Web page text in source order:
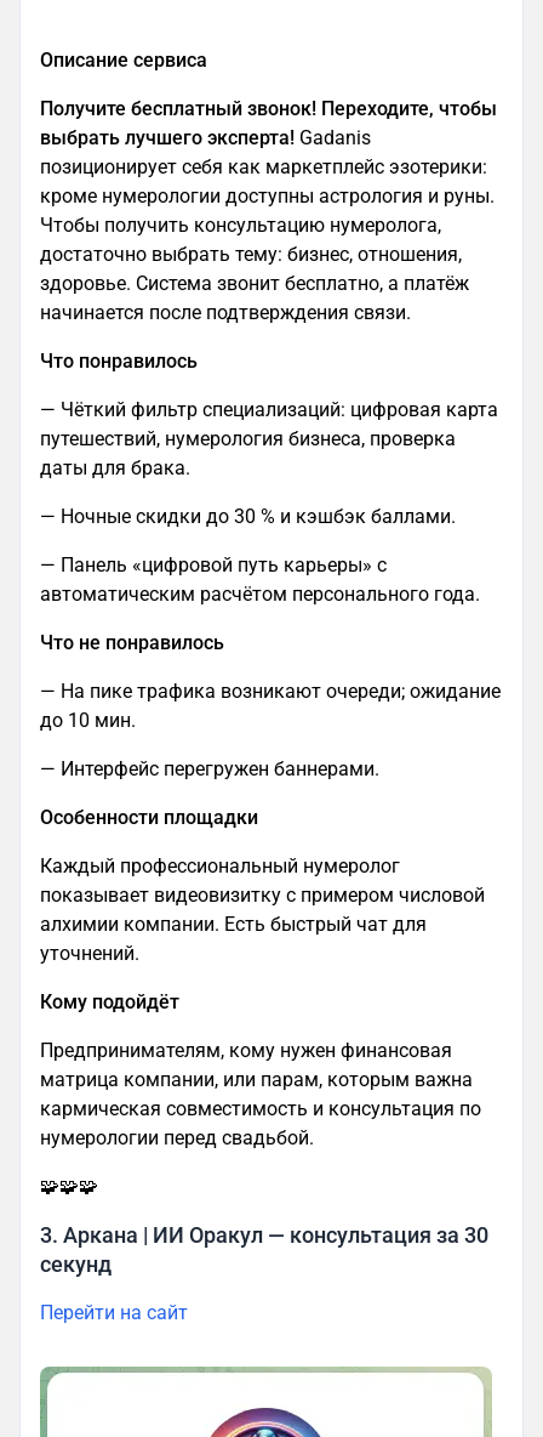
Описание сервиса
Получите бесплатный звонок! Переходите, чтобы
выбрать лучшего эксперта! Gadanis
позиционирует себя как маркетплейс эзотерики:
кроме нумерологии доступны астрология и руны.
Чтобы получить консультацию нумеролога,
достаточно выбрать тему: бизнес, отношения,
здоровье. Система звонит бесплатно, а платёж
начинается после подтверждения связи.
Что понравилось
— Чёткий фильтр специализаций: цифровая карта
путешествий, нумерология бизнеса, проверка
даты для брака.
— Ночные скидки до 30 % и кэшбэк баллами.
— Панель «цифровой путь карьеры» с
автоматическим расчётом персонального года.
Что не понравилось
— На пике трафика возникают очереди; ожидание
до 10 мин.
— Интерфейс перегружен баннерами.
Особенности площадки
Каждый профессиональный нумеролог
показывает видеовизитку с примером числовой
алхимии компании. Есть быстрый чат для
уточнений.
Кому подойдёт
Предпринимателям, кому нужен финансовая
матрица компании, или парам, которым важна
кармическая совместимость и консультация по
нумерологии перед свадьбой.
🧩🧩🧩
3. Аркана | ИИ Оракул — консультация за 30
секунд
Перейти на сайт